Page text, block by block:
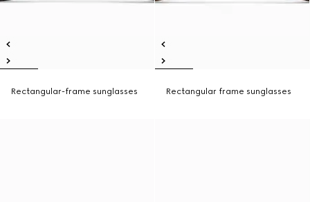
Rectangular-frame sunglasses Rectangular frame sunglasses